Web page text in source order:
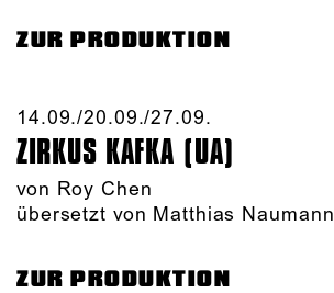
ZUR PRODUKTION
14.09./​20.09./​27.09.​
ZIRKUS KAFKA (UA)
von Roy Chen
übersetzt von Matthias Naumann
ZUR PRODUKTION